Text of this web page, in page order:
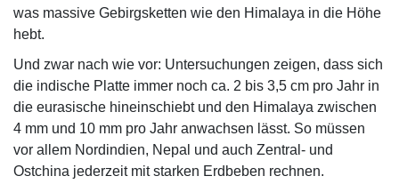
was massive Gebirgsketten wie den Himalaya in die Höhe
hebt.
Und zwar nach wie vor: Untersuchungen zeigen, dass sich
die indische Platte immer noch ca. 2 bis 3,5 cm pro Jahr in
die eurasische hineinschiebt und den Himalaya zwischen
4 mm und 10 mm pro Jahr anwachsen lässt. So müssen
vor allem Nordindien, Nepal und auch Zentral- und
Ostchina jederzeit mit starken Erdbeben rechnen.